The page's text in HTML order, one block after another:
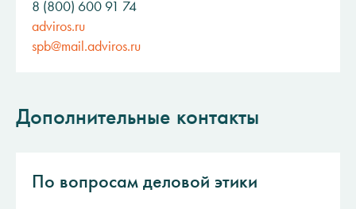
8 (800) 600 91 74
adviros.ru
spb@mail.adviros.ru
Дополнительные контакты
По вопросам деловой этики